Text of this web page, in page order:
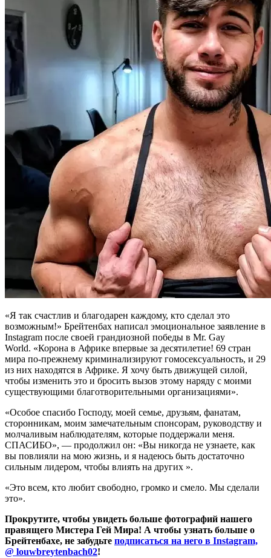
«Я так счастлив и благодарен каждому, кто сделал это
возможным!» Брейтенбах написал эмоциональное заявление в
Instagram после своей грандиозной победы в Mr. Gay
World. «Корона в Африке впервые за десятилетие! 69 стран
мира по-прежнему криминализируют гомосексуальность, и 29
из них находятся в Африке. Я хочу быть движущей силой,
чтобы изменить это и бросить вызов этому наряду с моими
существующими благотворительными организациями».
«Особое спасибо Господу, моей семье, друзьям, фанатам,
сторонникам, моим замечательным спонсорам, руководству и
молчаливым наблюдателям, которые поддержали меня.
СПАСИБО», — продолжил он: «Вы никогда не узнаете, как
вы повлияли на мою жизнь, и я надеюсь быть достаточно
сильным лидером, чтобы влиять на других ».
«Это всем, кто любит свободно, громко и смело. Мы сделали
это».
Прокрутите, чтобы увидеть больше фотографий нашего
правящего Мистера Гей Мира! А чтобы узнать больше о
Брейтенбахе, не забудьте подписаться на него в Instagram,
@ louwbreytenbach02!